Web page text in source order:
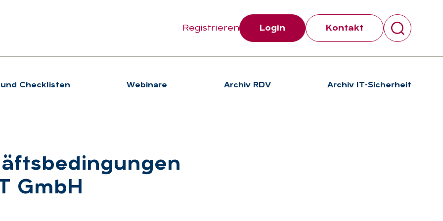
Registrieren Login Kontakt
Checklisten We­bi­na­re Archiv RDV Archiv IT-Sicherheit
GmbH